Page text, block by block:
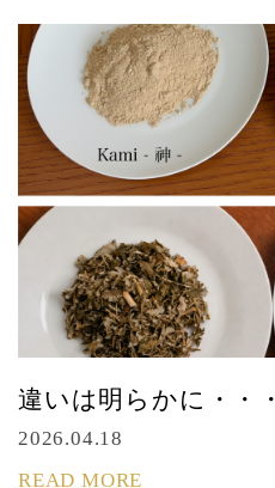
違いは明らかに・・・
2026.04.18
READ MORE